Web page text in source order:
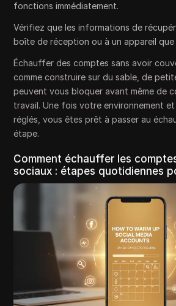
fonctions immédiatement.
Vérifiez que les informations de
boîte de réception ou à un appareil
Échauffer des comptes sans avoir
comme construire sur du sable, de
peuvent vous bloquer avant même de
travail. Une fois votre environnement
réglés, vous êtes prêt à passer au
étape.
Comment échauffer les
sociaux : étapes quotidiennes